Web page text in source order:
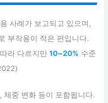
사례가 보고되고 있으며,
부작용이 적은 편입니다.
라 다르지만10~20% 수준
체중 변화 등이 포함됩니다.